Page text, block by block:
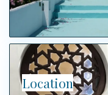
Location